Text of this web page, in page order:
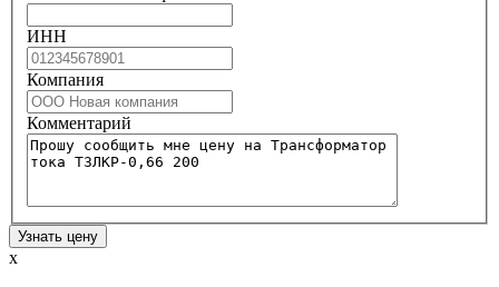
ИНН
Компания
Комментарий
x